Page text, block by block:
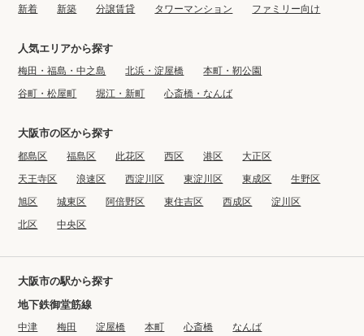
新着 新築 分譲賃貸 タワーマンション ファミリー向け
人気エリアから探す
梅田・福島・中之島 北浜・淀屋橋
本町・靭公園
谷町・松屋町
堀江・新町 心斎橋・なんば
大阪市の区から探す
都島区 福島区 此花区 西区 港区
大正区
天王寺区
浪速区 西淀川区 東淀川区 東成区
生野区
旭区
城東区 阿倍野区 東住吉区 西成区
淀川区
北区
中央区
大阪市の駅から探す
地下鉄御堂筋線
中津 梅田 淀屋橋 本町 心斎橋 なんば